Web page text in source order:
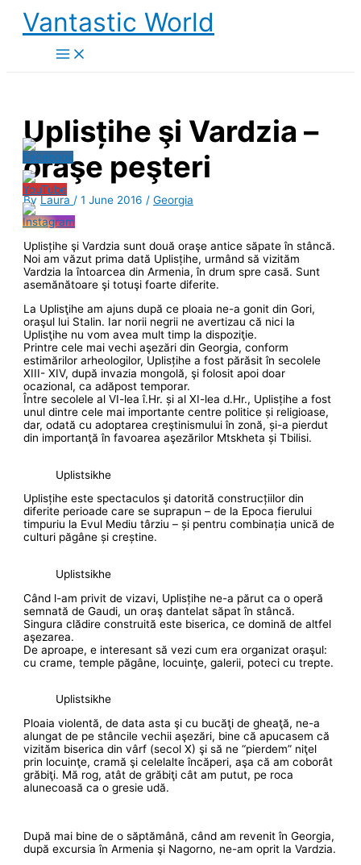
Skip
content
Vantastic World
Uplisțihe şi Vardzia –
oraşe peşteri
ByLaura /1 June 2016 /Georgia
Uplisțihe şi Vardzia sunt două oraşe antice săpate în stâncă.
Noi am văzut prima dată Uplisțihe, urmând să vizităm
Vardzia la întoarcea din Armenia, în drum spre casă. Sunt
asemănătoare şi totuşi foarte diferite.
La Uplisţihe am ajuns după ce ploaia ne-a gonit din Gori,
oraşul lui Stalin. Iar norii negrii ne avertizau că nici la
Uplisţihe nu vom avea mult timp la dispoziţie.
Printre cele mai vechi aşezări din Georgia, conform
estimărilor arheologilor, Uplisțihe a fost părăsit în secolele
XIII- XIV, după invazia mongolă, şi folosit apoi doar
ocazional, ca adăpost temporar.
Între secolele al VI-lea î.Hr. și al XI-lea d.Hr., Uplisțihe a fost
unul dintre cele mai importante centre politice și religioase,
dar, odată cu adoptarea creştinismului în zonă, și-a pierdut
din importanţă în favoarea aşezărilor Mtskheta și Tbilisi.
Uplistsikhe
Uplisțihe este spectaculos şi datorită construcțiilor din
diferite perioade care se suprapun – de la Epoca fierului
timpuriu la Evul Mediu târziu – și pentru combinația unică de
culturi păgâne și creștine.
Uplistsikhe
Când l-am privit de vizavi, Uplisțihe ne-a părut ca o operă
semnată de Gaudi, un oraş dantelat săpat în stâncă.
Singura clădire construită este biserica, ce domină de altfel
aşezarea.
De aproape, e interesant să vezi cum era organizat oraşul:
cu crame, temple păgâne, locuinţe, galerii, poteci cu trepte.
Uplistsikhe
Ploaia violentă, de data asta şi cu bucăţi de gheaţă, ne-a
alungat de pe stâncile vechii aşezări, bine că apucasem că
vizităm biserica din vârf (secol X) şi să ne “pierdem” niţel
prin locuinţe, cramă şi celelalte încăperi, aşa că am coborât
grăbiţi. Mă rog, atât de grăbiţi cât am putut, pe roca
alunecoasă ca o gresie udă.
După mai bine de o săptămână, când am revenit în Georgia,
după excursia în Armenia şi Nagorno, ne-am oprit la Vardzia.